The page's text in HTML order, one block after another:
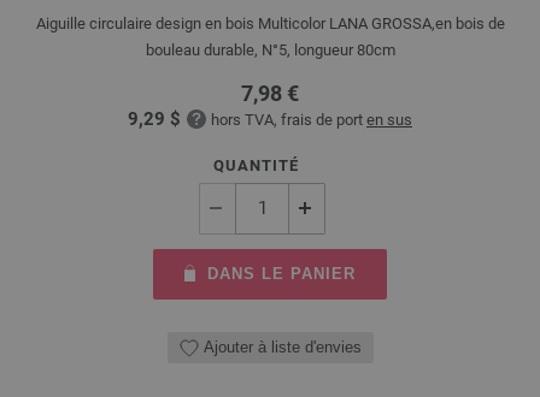
Aiguille circulaire design en bois Multicolor LANA GROSSA,en bois de
bouleau durable, N°5, longueur 80cm
7,98 €
9,29 $ hors TVA, frais de port en sus
QUANTITÉ
DANS LE PANIER
Ajouter à liste d'envies